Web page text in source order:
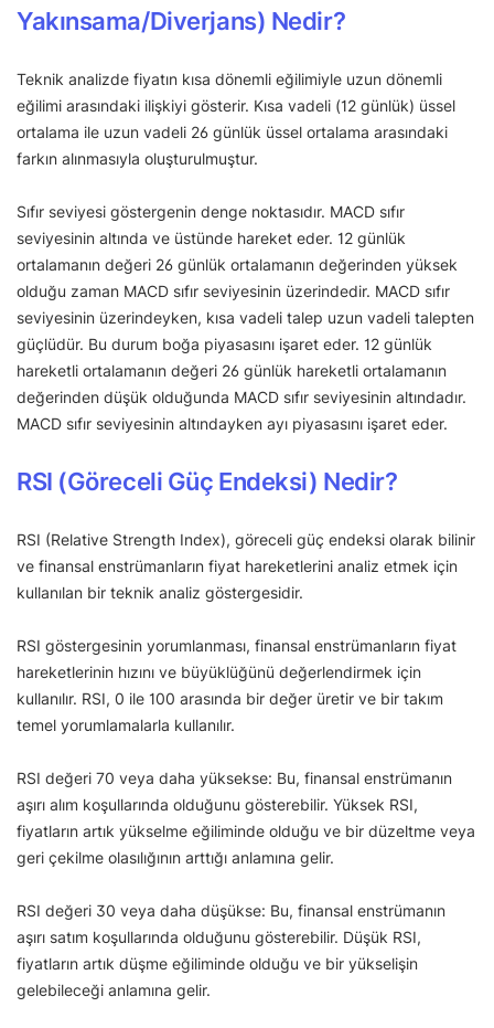
Yakınsama/Diverjans) Nedir?
Teknik analizde fiyatın kısa dönemli eğilimiyle uzun dönemli
eğilimi arasındaki ilişkiyi gösterir. Kısa vadeli (12 günlük) üssel
ortalama ile uzun vadeli 26 günlük üssel ortalama arasındaki
farkın alınmasıyla oluşturulmuştur.
Sıfır seviyesi göstergenin denge noktasıdır. MACD sıfır
seviyesinin altında ve üstünde hareket eder. 12 günlük
ortalamanın değeri 26 günlük ortalamanın değerinden yüksek
olduğu zaman MACD sıfır seviyesinin üzerindedir. MACD sıfır
seviyesinin üzerindeyken, kısa vadeli talep uzun vadeli talepten
güçlüdür. Bu durum boğa piyasasını işaret eder. 12 günlük
hareketli ortalamanın değeri 26 günlük hareketli ortalamanın
değerinden düşük olduğunda MACD sıfır seviyesinin altındadır.
MACD sıfır seviyesinin altındayken ayı piyasasını işaret eder.
RSI (Göreceli Güç Endeksi) Nedir?
RSI (Relative Strength Index), göreceli güç endeksi olarak bilinir
ve finansal enstrümanların fiyat hareketlerini analiz etmek için
kullanılan bir teknik analiz göstergesidir.
RSI göstergesinin yorumlanması, finansal enstrümanların fiyat
hareketlerinin hızını ve büyüklüğünü değerlendirmek için
kullanılır. RSI, 0 ile 100 arasında bir değer üretir ve bir takım
temel yorumlamalarla kullanılır.
RSI değeri 70 veya daha yüksekse: Bu, finansal enstrümanın
aşırı alım koşullarında olduğunu gösterebilir. Yüksek RSI,
fiyatların artık yükselme eğiliminde olduğu ve bir düzeltme veya
geri çekilme olasılığının arttığı anlamına gelir.
RSI değeri 30 veya daha düşükse: Bu, finansal enstrümanın
aşırı satım koşullarında olduğunu gösterebilir. Düşük RSI,
fiyatların artık düşme eğiliminde olduğu ve bir yükselişin
gelebileceği anlamına gelir.